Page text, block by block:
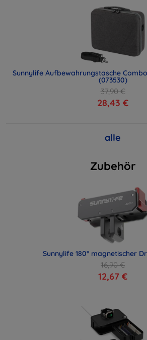
Sunnylife Aufbewahrungstasche
(073530)
37,90 €
28,43 €
alle
Zubehör
Sunnylife 180° magnetischer
16,90 €
12,67 €